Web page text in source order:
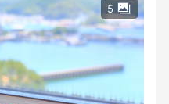
料理を仕上げる料理人。
たち。
一皿の料理がお客様の前に
5